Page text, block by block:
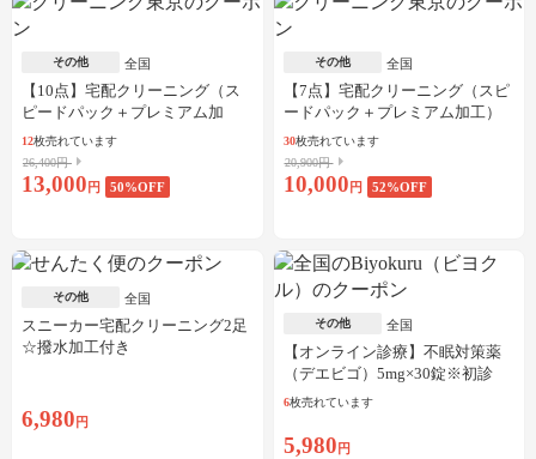
その他 全国
【10点】宅配クリーニング（ス
ピードパック＋プレミアム加
工）
12枚売れています
26,400円
13,000 円 50%OFF
その他 全国
【7点】宅配クリーニング（スピ
ードパック＋プレミアム加工）
30枚売れています
20,900円
10,000 円 52%OFF
その他 全国
スニーカー宅配クリーニング2足
☆撥水加工付き
6,980 円
その他 全国
【オンライン診療】不眠対策薬
（デエビゴ）5mg×30錠※初診
料・送料込
6枚売れています
5,980 円